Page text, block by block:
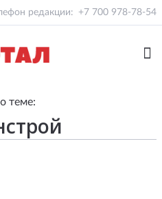
редакции: +7 700 978-78-54
теме: